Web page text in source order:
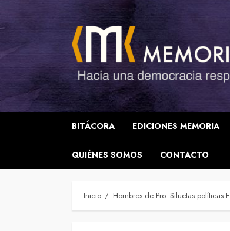
al
BITÁCORA EDICIONES MEMORIA
QUIÉNES SOMOS CONTACTO
Inicio Hombres de Pro. Siluetas políticas